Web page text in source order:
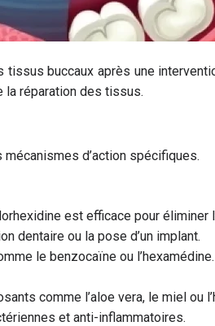
buccaux après une
la réparation des tissus.
d’action spécifiques.
est efficace pour
dentaire ou la pose d’un implant.
le benzocaïne ou
comme l’aloe vera, le miel ou
et anti-inflammatoires.